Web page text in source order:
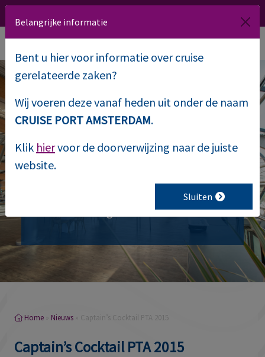
Captain’s Cocktail
PTA 2015
jarig jubileum, met als hoogtepunt
onze verkiezing tot “Port Of The Year”.
Home Nieuws Captain’s Cocktail PTA 2015
Captain’s Cocktail PTA 2015
Belangrijke informatie
Bent u hier voor informatie over cruise
gerelateerde zaken?
Wij voeren deze vanaf heden uit onder de naam
CRUISE PORT AMSTERDAM.
Klik hiervoor de doorverwijzing naar de juiste
website.
Sluiten